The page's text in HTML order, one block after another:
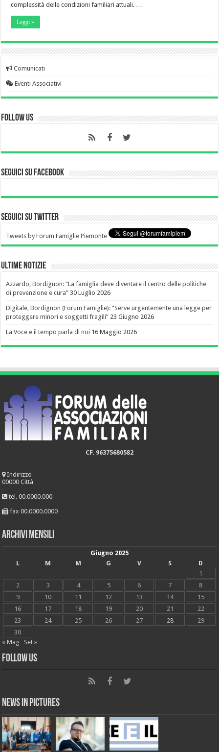
complessità delle condizioni familiari attuali. …
Leggi »
Comunicati
Eventi Associativi
Follow Us
Seguici su Facebook
Seguici su Twitter
Tweets by Forum Famiglie Piemonte
Ultime notizie
Azzardo, Bordignon: “La famiglia deve diventare il centro delle politiche
di prevenzione e cura” 30 Luglio 2026
Digitale, Bordignon (Forum Famiglie): “Serve urgentemente una legge per
proteggere minori e soggetti fragili” 23 Giugno 2026
La Voce e il tempo parla di noi 16 Maggio 2026
CF. 96375680582
Indirizzo
00000 Città
tel. 00.0000.000
fax 00.0000.0000
Archivi mensili
Giugno 2025
L
M M G V S
D
1
2
3 4 5 6 7
8
9
10 11 12 13 14
15
16
17 18 19 20 21
22
23
24 25 26 27 28
29
30
« Mag
Set »
Follow Us
News in Pictures